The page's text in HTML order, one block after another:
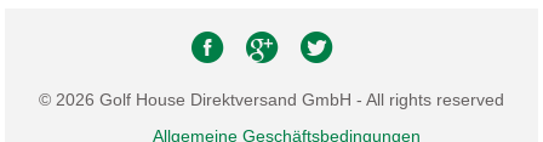
© 2026 Golf House Direktversand GmbH - All rights reserved
Allgemeine Geschäftsbedingungen